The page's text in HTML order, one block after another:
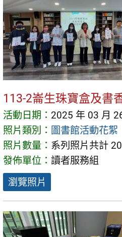
113-2崙生珠寶盒及書
活動日期： 2025 年 03 月
照片類別： 圖書館活動花絮
照片數量： 系列照片共計
發佈單位： 讀者服務組
瀏覽照片